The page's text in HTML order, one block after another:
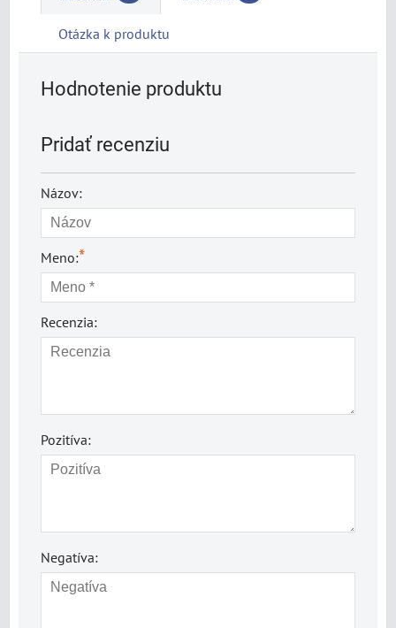
Otázka k produktu
Hodnotenie produktu
Pridať recenziu
Názov:
Meno:*
Recenzia:
Pozitíva:
Negatíva: